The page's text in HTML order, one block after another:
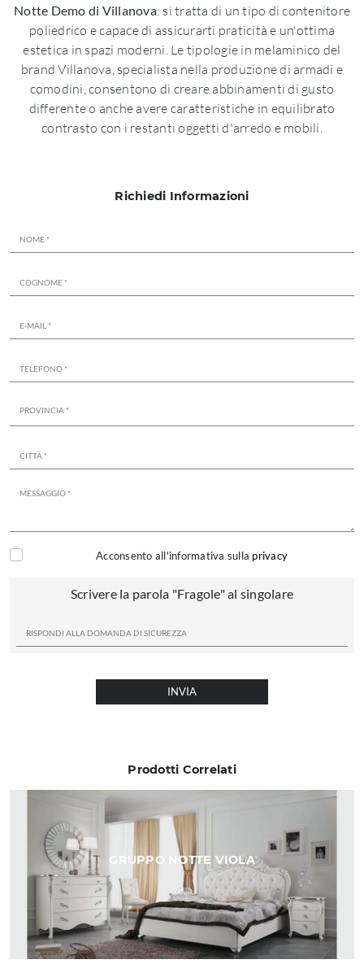
Notte Demo di Villanova: si tratta di un tipo di contenitore
poliedrico e capace di assicurarti praticità e un'ottima
estetica in spazi moderni. Le tipologie in melaminico del
brand Villanova, specialista nella produzione di armadi e
comodini, consentono di creare abbinamenti di gusto
differente o anche avere caratteristiche in equilibrato
contrasto con i restanti oggetti d'arredo e mobili.
Prodotti Correlati
GRUPPO NOTTE VIOLA
Richiedi Informazioni
Acconsento all'informativa sulla privacy
Scrivere la parola "Fragole" al singolare
INVIA